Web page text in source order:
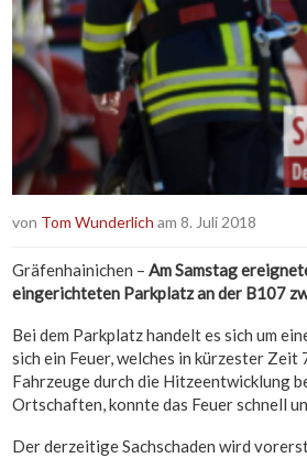
von Tom Wunderlich am 8. Juli 2018
Gräfenhainichen – Am Samstag
eingerichteten Parkplatz an der B107
Bei dem Parkplatz handelt es sich um
sich ein Feuer, welches in kürzester
Fahrzeuge durch die Hitzeentwicklung
Ortschaften, konnte das Feuer schnell
Der derzeitige Sachschaden wird